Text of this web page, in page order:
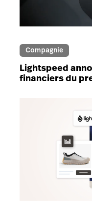
Compagnie
Lightspeed
financiers du